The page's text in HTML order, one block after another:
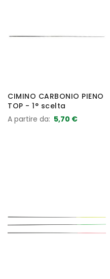
CIMINO CARBONIO PIENO
TOP - 1° scelta
A partire da 5,70 €